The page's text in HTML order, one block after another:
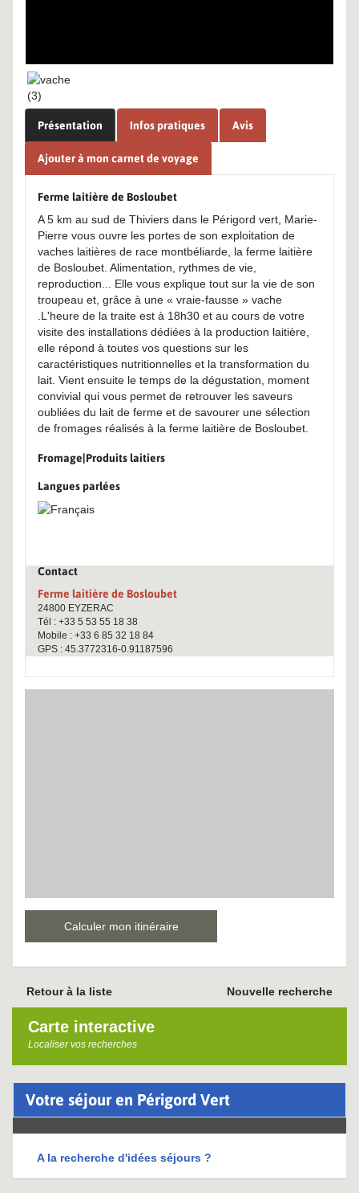
Présentation Infos pratiques Avis
Ajouter à mon carnet de voyage
Ferme laitière de Bosloubet
A 5 km au sud de Thiviers dans le Périgord vert, Marie-
Pierre vous ouvre les portes de son exploitation de
vaches laitières de race montbéliarde, la ferme laitière
de Bosloubet. Alimentation, rythmes de vie,
reproduction... Elle vous explique tout sur la vie de son
troupeau et, grâce à une « vraie-fausse » vache
.L'heure de la traite est à 18h30 et au cours de votre
visite des installations dédiées à la production laitière,
elle répond à toutes vos questions sur les
caractéristiques nutritionnelles et la transformation du
lait. Vient ensuite le temps de la dégustation, moment
convivial qui vous permet de retrouver les saveurs
oubliées du lait de ferme et de savourer une sélection
de fromages réalisés à la ferme laitière de Bosloubet.
Fromage|Produits laitiers
Langues parlées
Contact
Ferme laitière de Bosloubet
24800 EYZERAC
Tél : +33 5 53 55 18 38
Mobile : +33 6 85 32 18 84
GPS : 45.3772316-0.91187596
Calculer mon itinéraire
Nouvelle recherche
Retour à la liste
Carte interactive
Localiser vos recherches
Votre séjour en Périgord Vert
A la recherche d'idées séjours ?